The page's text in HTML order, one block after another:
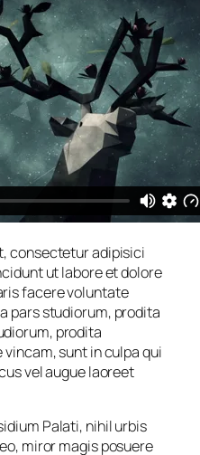
consectetur adipisici
ut labore et dolore
facere voluntate
pars studiorum, prodita
prodita
sunt in culpa qui
vel augue laoreet
Palati, nihil urbis
miror magis posuere